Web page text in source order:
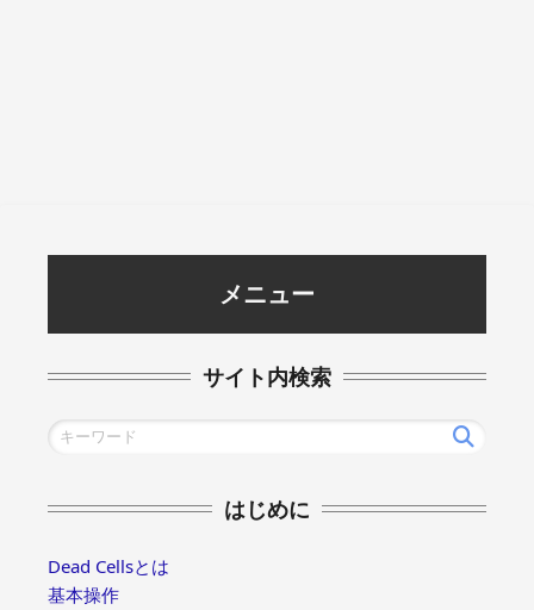
メニュー
サイト内検索
はじめに
Dead Cellsとは
基本操作